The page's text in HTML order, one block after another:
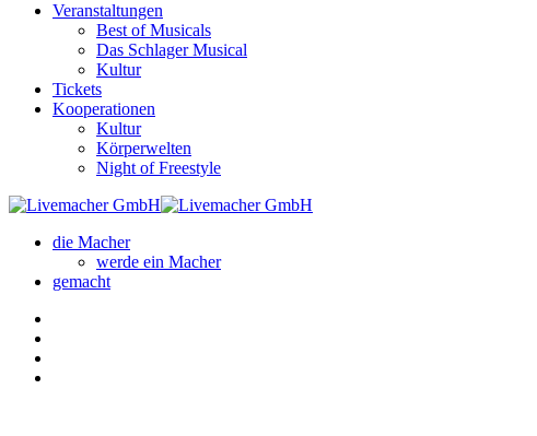
Veranstaltungen
Best of Musicals
Das Schlager Musical
Kultur
Tickets
Kooperationen
Kultur
Körperwelten
Night of Freestyle
die Macher
werde ein Macher
gemacht